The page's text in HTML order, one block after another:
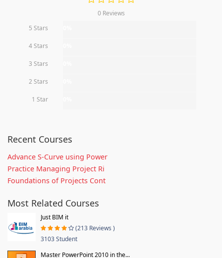
0 Reviews
5 Stars
4 Stars
3 Stars
2 Stars
1 Star
Recent Courses
Advance S-Curve using Power
Practice Managing Project Ri
Foundations of Projects Cont
Most Related Courses
Just BIM it
(213 Reviews )
3103 Student
Master PowerPoint 2010 in the...